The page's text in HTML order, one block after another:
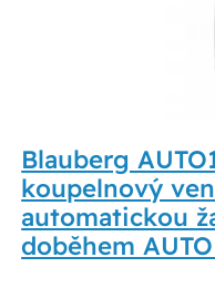
Blauberg
koupelnový
automatickou
doběhem